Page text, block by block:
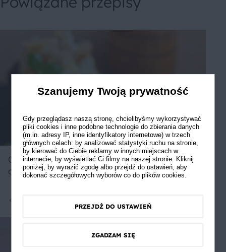
Chlebowe babeczki z pastą jajeczną i
awokado
Szanujemy Twoją prywatność
Gdy przeglądasz naszą stronę, chcielibyśmy wykorzystywać
pliki cookies i inne podobne technologie do zbierania danych
(m.in. adresy IP, inne identyfikatory internetowe) w trzech
głównych celach: by analizować statystyki ruchu na stronie,
by kierować do Ciebie reklamy w innych miejscach w
internecie, by wyświetlać Ci filmy na naszej stronie. Kliknij
poniżej, by wyrazić zgodę albo przejdź do ustawień, aby
dokonać szczegółowych wyborów co do plików cookies.
PRZEJDŹ DO USTAWIEŃ
ZGADZAM SIĘ